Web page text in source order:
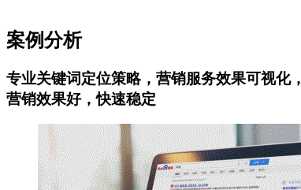
案例分析
专业关键词定位策略，营销服务效果可视化，
营销效果好，快速稳定